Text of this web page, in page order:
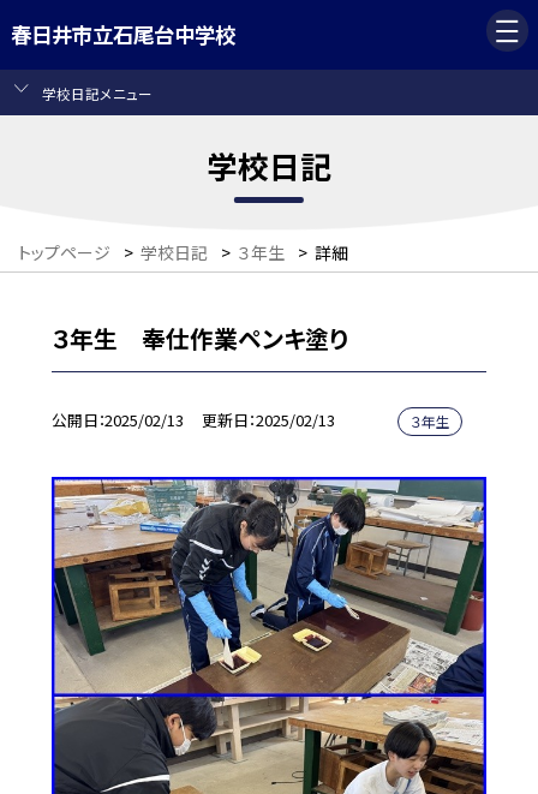
春日井市立石尾台中学校
学校日記メニュー
学校日記
トップページ > 学校日記 > ３年生 > 詳細
３年生 奉仕作業ペンキ塗り
公開日 2025/02/13 更新日 2025/02/13 ３年生